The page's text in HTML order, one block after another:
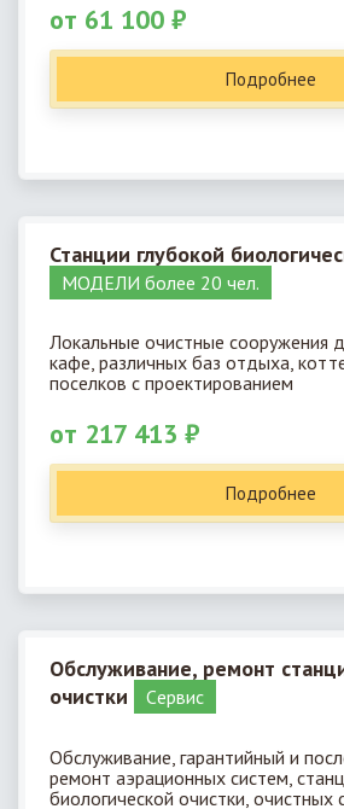
от 61 100 ₽
Подробнее
Станции глубокой
МОДЕЛИ более 20 чел.
Локальные очистные сооружения
кафе, различных баз отдыха,
поселков с проектированием
от 217 413 ₽
Подробнее
Обслуживание, ремонт
очистки
Cервис
Обслуживание, гарантийный и
ремонт аэрационных систем,
биологической очистки, очистных